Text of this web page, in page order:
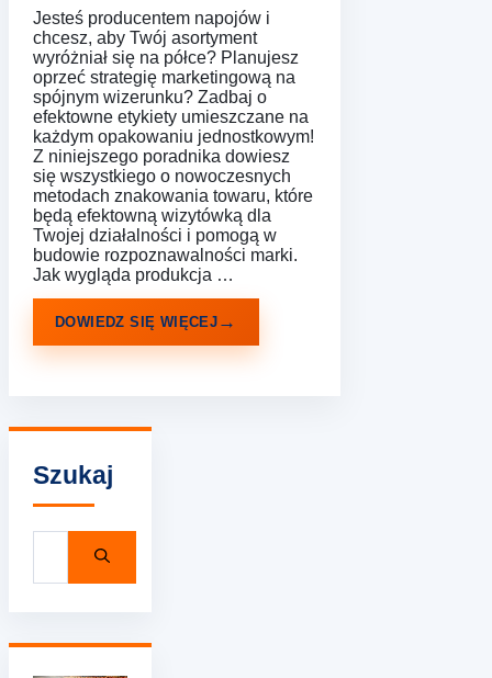
Jesteś producentem napojów i
chcesz, aby Twój asortyment
wyróżniał się na półce? Planujesz
oprzeć strategię marketingową na
spójnym wizerunku? Zadbaj o
efektowne etykiety umieszczane na
każdym opakowaniu jednostkowym!
Z niniejszego poradnika dowiesz
się wszystkiego o nowoczesnych
metodach znakowania towaru, które
będą efektowną wizytówką dla
Twojej działalności i pomogą w
budowie rozpoznawalności marki.
Jak wygląda produkcja …
DOWIEDZ SIĘ WIĘCEJ
Szukaj